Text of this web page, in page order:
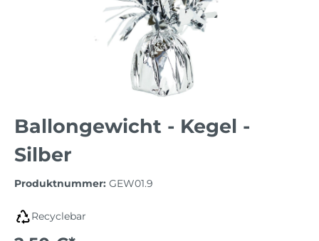
Ballongewicht - Kegel -
Silber
Produktnummer: GEW01.9
Recyclebar